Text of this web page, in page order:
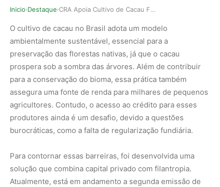
Inicio›Destaque› CRA Apoia Cultivo de Cacau Familiar na Fronteir…
O cultivo de cacau no Brasil adota um modelo
ambientalmente sustentável, essencial para a
preservação das florestas nativas, já que o cacau
prospera sob a sombra das árvores. Além de contribuir
para a conservação do bioma, essa prática também
assegura uma fonte de renda para milhares de pequenos
agricultores. Contudo, o acesso ao crédito para esses
produtores ainda é um desafio, devido a questões
burocráticas, como a falta de regularização fundiária.
Para contornar essas barreiras, foi desenvolvida uma
solução que combina capital privado com filantropia.
Atualmente, está em andamento a segunda emissão de